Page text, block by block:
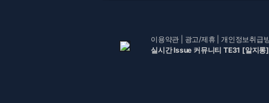
이용약관 광고/제휴 |개인정보취급
실시간 Issue 커뮤니티 TE31 [알지